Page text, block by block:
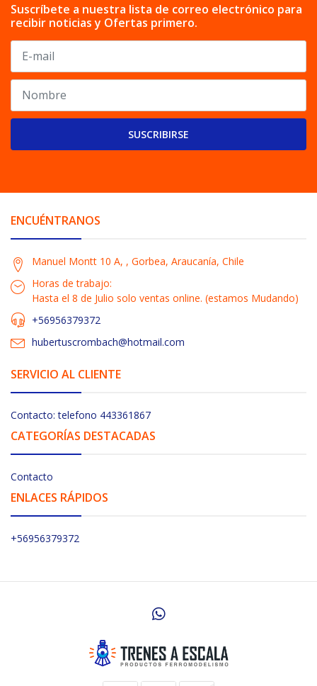
Suscríbete a nuestra lista de correo electrónico para
recibir noticias y Ofertas primero.
SUSCRIBIRSE
ENCUÉNTRANOS
Manuel Montt 10 A, , Gorbea, Araucanía, Chile
Horas de trabajo:
Hasta el 8 de Julio solo ventas online. (estamos Mudando)
+56956379372
hubertuscrombach@hotmail.com
SERVICIO AL CLIENTE
Contacto: telefono 443361867
CATEGORÍAS DESTACADAS
Contacto
ENLACES RÁPIDOS
+56956379372